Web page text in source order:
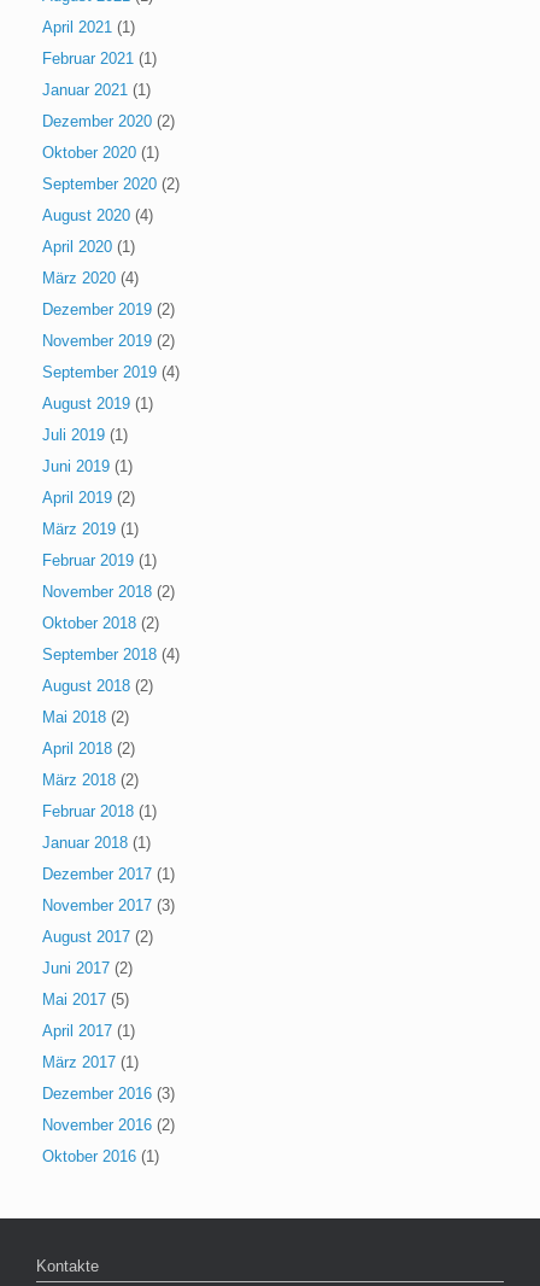
April 2021 (1)
Februar 2021 (1)
Januar 2021 (1)
Dezember 2020 (2)
Oktober 2020 (1)
September 2020 (2)
August 2020 (4)
April 2020 (1)
März 2020 (4)
Dezember 2019 (2)
November 2019 (2)
September 2019 (4)
August 2019 (1)
Juli 2019 (1)
Juni 2019 (1)
April 2019 (2)
März 2019 (1)
Februar 2019 (1)
November 2018 (2)
Oktober 2018 (2)
September 2018 (4)
August 2018 (2)
Mai 2018 (2)
April 2018 (2)
März 2018 (2)
Februar 2018 (1)
Januar 2018 (1)
Dezember 2017 (1)
November 2017 (3)
August 2017 (2)
Juni 2017 (2)
Mai 2017 (5)
April 2017 (1)
März 2017 (1)
Dezember 2016 (3)
November 2016 (2)
Oktober 2016 (1)
Kontakte